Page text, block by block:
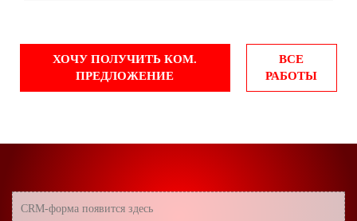
ХОЧУ ПОЛУЧИТЬ КОМ.
ПРЕДЛОЖЕНИЕ
ВСЕ
РАБОТЫ
CRM-форма появится здесь